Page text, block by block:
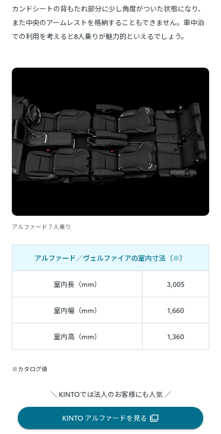
カンドシートの背もたれ部分に少し角度がついた状態になり、
また中央のアームレストを格納することもできません。車中泊
での利用を考えると8人乗りが魅力的といえるでしょう。
アルファード７人乗り
アルファード／ヴェルファイアの室内寸法（※）
室内長（mm） 3,005
室内幅（mm） 1,660
室内高（mm） 1,360
※カタログ値
＼ KINTOでは法人のお客様にも人気 ／
KINTO アルファードを見る